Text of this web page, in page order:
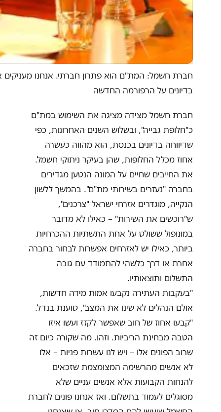
חברת חשמל: המת"ם הוא פתרון חברתי. אנחנו מעניקים
בדיונים על הרפורמה החדשה
חברת חשמל מצידה מציגה את השימוש במת"ם
כ"חלופת גבייה", ובשלוש השנים האחרונות, כפי
שדיווחה בדיונים בכנסת, הוא מהווה כעשרה
אחוז מכלל החלופות, שהן בעיקר ניתוקי חשמל.
את החייבים שחיים על המונה הנטען מגדירים
בחברה "נעזרים בשירותי מת"ם". בהמשך ללשון
הנקייה, מוגדרים אזרחי ישראל "צרכנים",
ש"רוכשים את השירות" – כאילו לא מדובר
במונופול ששולט על אחת התשתיות ההכרחיות
ביותר, כאילו יש לאזרחים אפשרות לבחור בחברה
אחרת או דרך כלשהי להתמודד עם גובה
התשלום ותוצאותיו.
"בעקבות העתירה נקבעו אמות מידה חדשות,
אולם הנהלים לא שינו את המצב", טוענת בנדל.
"קבעו אחוז של חוב שאפשר לקזז ועשו איזו
הטבה מבחינת הריביות. וזהו. מה שקורה כיום זה
שרוב הפונים אלו – ויש לנו עשרות פניות – אלו
לא אנשים מהרשימה המצומצמת שזכאים
להנחות הקבועות אלא אנשים עניים שלא
מסוגלים לעמוד בתשלום. ואז אנחנו פונים לחברת